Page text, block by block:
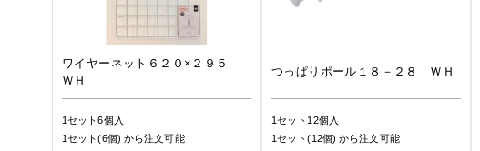
ワイヤーネット６２０×２９５
ＷＨ
1セット6個入
1セット(6個) から注文可能
つっぱりポール１８－２８ ＷＨ
1セット12個入
1セット(12個)から注文可能